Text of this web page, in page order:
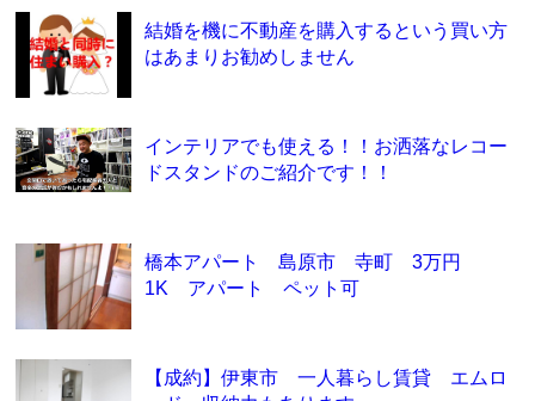
結婚を機に不動産を購入するという買い方
はあまりお勧めしません
インテリアでも使える！！お洒落なレコー
ドスタンドのご紹介です！！
橋本アパート 島原市 寺町 3万円
1K アパート ペット可
【成約】伊東市 一人暮らし賃貸 エムロ